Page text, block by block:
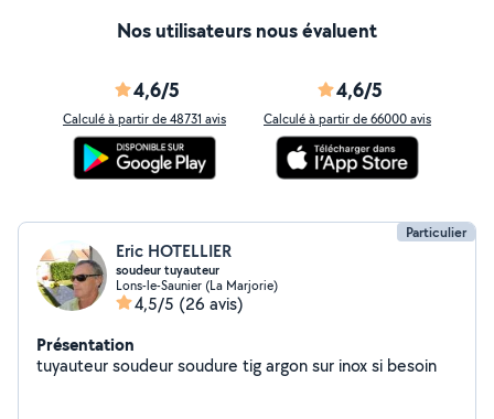
Nos utilisateurs nous évaluent
4,6/5
Calculé à partir de 48731 avis
4,6/5
Calculé à partir de 66000 avis
Particulier
Eric HOTELLIER
soudeur tuyauteur
Lons-le-Saunier (La Marjorie)
4,5/5 (26 avis)
Présentation
tuyauteur soudeur soudure tig argon sur inox si besoin